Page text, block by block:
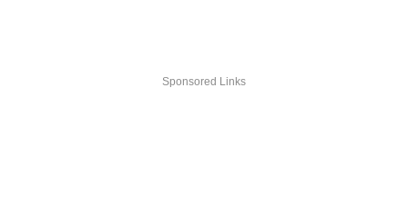
Sponsored Links